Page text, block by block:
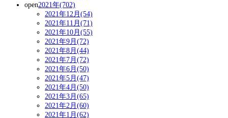
open2021年(702)
2021年12月(54)
2021年11月(71)
2021年10月(55)
2021年9月(72)
2021年8月(44)
2021年7月(72)
2021年6月(50)
2021年5月(47)
2021年4月(50)
2021年3月(65)
2021年2月(60)
2021年1月(62)